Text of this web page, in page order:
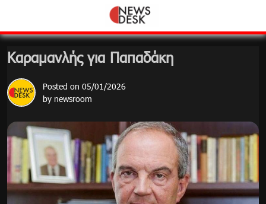
content
Καραμανλής για Παπαδάκη
Posted on 05/01/2026
by newsroom